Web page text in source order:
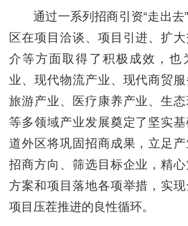
通过一系列招商引资“走出去
区在项目洽谈、项目引进、扩
介等方面取得了积极成效，也
业、现代物流产业、现代商贸
旅游产业、医疗康养产业、生
等多领域产业发展奠定了坚实基
道外区将巩固招商成果，立足
招商方向、筛选目标企业，精
方案和项目落地各项举措，实
项目压茬推进的良性循环。